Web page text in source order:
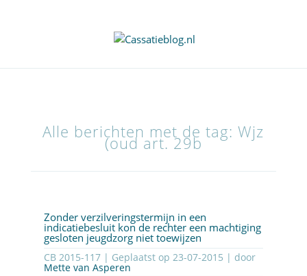
Alle berichten met de tag: Wjz
(oud art. 29b
Zonder verzilveringstermijn in een
indicatiebesluit kon de rechter een machtiging
gesloten jeugdzorg niet toewijzen
CB 2015-117 | Geplaatst op 23-07-2015 | door
Mette van Asperen